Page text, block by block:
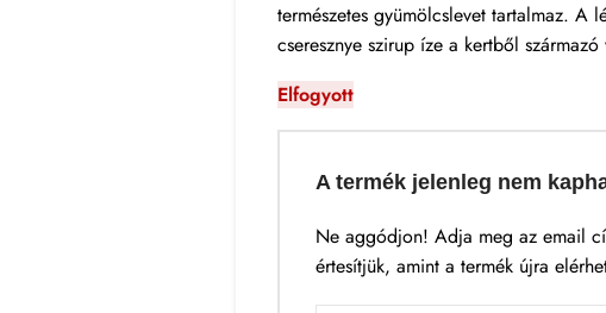
természetes gyümölcslevet tartalmaz. A
cseresznye szirup íze a kertből
Elfogyott
A termék jelenleg nem
Ne aggódjon! Adja meg az email
értesítjük, amint a termék újra